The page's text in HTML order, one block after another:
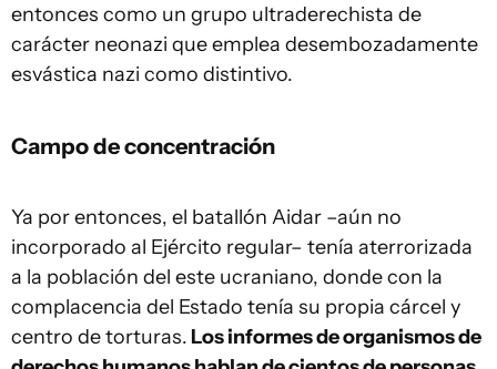
entonces como un grupo ultraderechista de
carácter neonazi que emplea desembozadamente
esvástica nazi como distintivo.
Campo de concentración
Ya por entonces, el batallón Aidar –aún no
incorporado al Ejército regular– tenía aterrorizada
a la población del este ucraniano, donde con la
complacencia del Estado tenía su propia cárcel y
centro de torturas. Los informes de organismos de